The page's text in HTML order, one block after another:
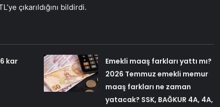
çıkarıldığını bildirdi.
kar
Emekli maaş farkları yattı mı?
2026 Temmuz emekli memur
maaş farkları ne zaman
yatacak? SSK, BAĞKUR 4A, 4A,